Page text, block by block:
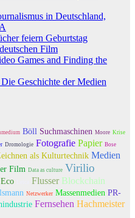
in Deutschland,
feiern Geburtstag
Film
Games and Finding the
Geschichte der Medien
Böll Suchmaschinen Moore Krise
Dromologie Fotografie Papier Bose
als Kulturtechnik Medien
Film Data as culture Virilio
Flusser Blockchain
Netzwerker Massenmedien PR-
Fernsehen Hachmeister